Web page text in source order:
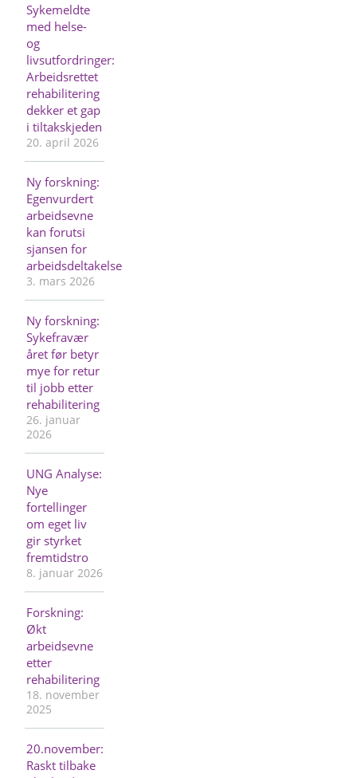
Sykemeldte
med helse-
og
livsutfordringer:
Arbeidsrettet
rehabilitering
dekker et gap
i tiltakskjeden
20. april 2026
Ny forskning:
Egenvurdert
arbeidsevne
kan forutsi
sjansen for
arbeidsdeltakelse
3. mars 2026
Ny forskning:
Sykefravær
året før betyr
mye for retur
til jobb etter
rehabilitering
26. januar
2026
UNG Analyse:
Nye
fortellinger
om eget liv
gir styrket
fremtidstro
8. januar 2026
Forskning:
Økt
arbeidsevne
etter
rehabilitering
18. november
2025
20.november:
Raskt tilbake